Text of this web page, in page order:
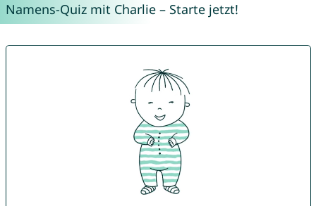
Namens-Quiz mit Charlie – Starte jetzt!